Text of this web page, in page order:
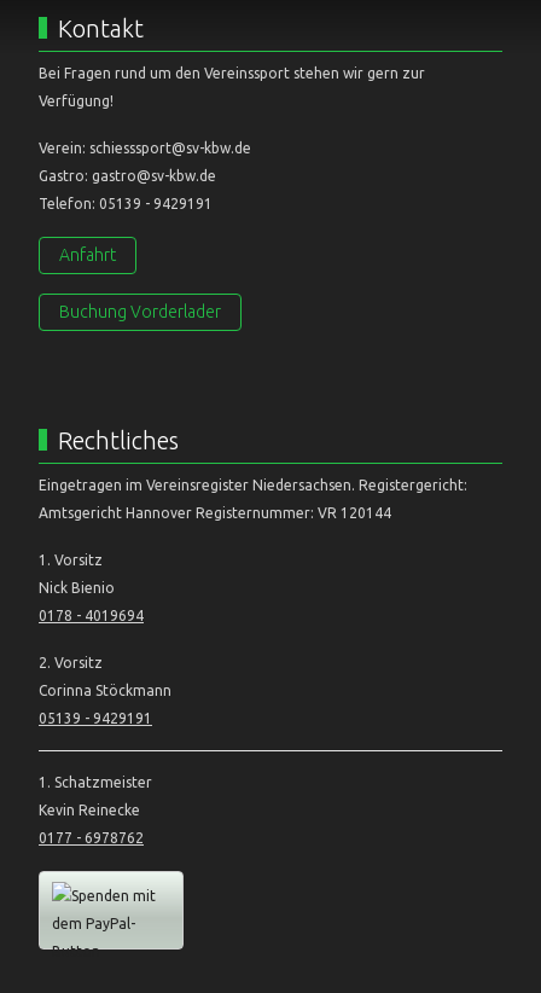
Kontakt
Bei Fragen rund um den Vereinssport stehen wir gern zur
Verfügung!
Verein: schiesssport@sv-kbw.de
Gastro: gastro@sv-kbw.de
Telefon: 05139 - 9429191
Anfahrt
Buchung Vorderlader
Rechtliches
Eingetragen im Vereinsregister Niedersachsen. Registergericht:
Amtsgericht Hannover Registernummer: VR 120144
1. Vorsitz
Nick Bienio
0178 - 4019694
2. Vorsitz
Corinna Stöckmann
05139 - 9429191
1. Schatzmeister
Kevin Reinecke
0177 - 6978762